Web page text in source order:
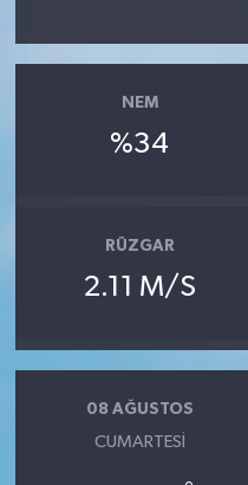
NEM
%34
RÜZGAR
2.11 M/S
08 AĞUSTOS
CUMARTESI